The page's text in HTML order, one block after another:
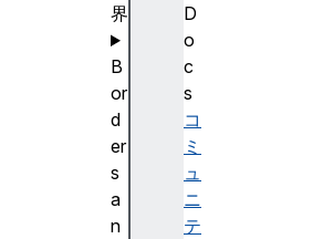
D
o
c
s
コ
ミ
ュ
ニ
テ
界
B
or
d
er
s
a
n